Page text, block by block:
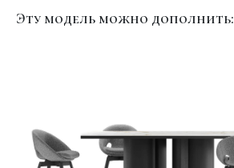
Эту модель можно дополнить: